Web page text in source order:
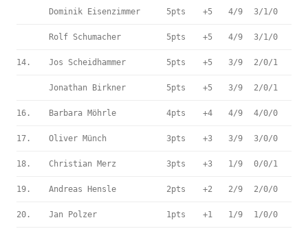
Dominik Eisenzimmer 5pts +5 4/9 3/1/0
Rolf Schumacher 5pts +5 4/9 3/1/0
14. Jos Scheidhammer 5pts +5 3/9 2/0/1
Jonathan Birkner 5pts +5 3/9 2/0/1
16. Barbara Möhrle 4pts +4 4/9 4/0/0
17. Oliver Münch 3pts +3 3/9 3/0/0
18. Christian Merz 3pts +3 1/9 0/0/1
19. Andreas Hensle 2pts +2 2/9 2/0/0
20. Jan Polzer 1pts +1 1/9 1/0/0